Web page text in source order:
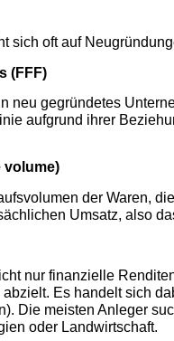
sich oft auf
(FFF)
neu gegründetes
aufgrund ihrer
volume)
der Waren,
Umsatz, also
nur finanzielle
Es handelt sich
Die meisten Anleger
oder Landwirtschaft.